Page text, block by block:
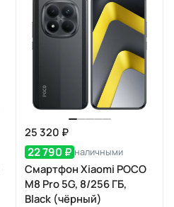
25 320 ₽
22 790 ₽ наличными
Смартфон Xiaomi POCO
M8 Pro 5G, 8/256 ГБ,
Black (чёрный)